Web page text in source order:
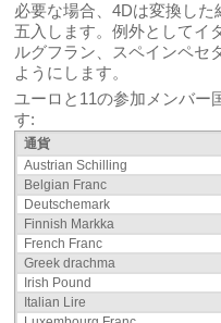
必要な場合、4Dは変換し
五入します。例外としてイ
ルグフラン、スペインペセ
ようにします。
ユーロと11の参加メンバー
す:
通貨
Austrian Schilling
Belgian Franc
Deutschemark
Finnish Markka
French Franc
Greek drachma
Irish Pound
Italian Lire